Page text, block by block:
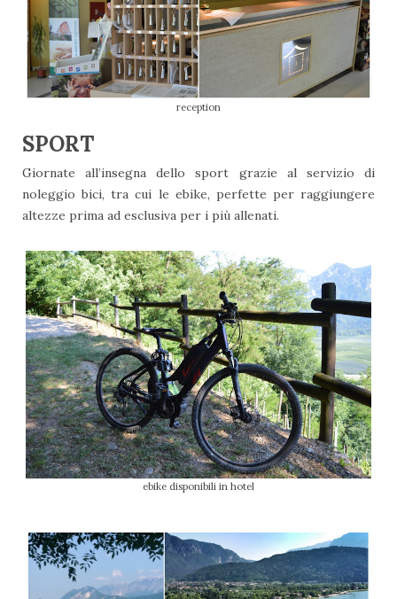
reception
SPORT
Giornate all’insegna dello sport grazie al servizio di
noleggio bici, tra cui le ebike, perfette per raggiungere
altezze prima ad esclusiva per i più allenati.
ebike disponibili in hotel